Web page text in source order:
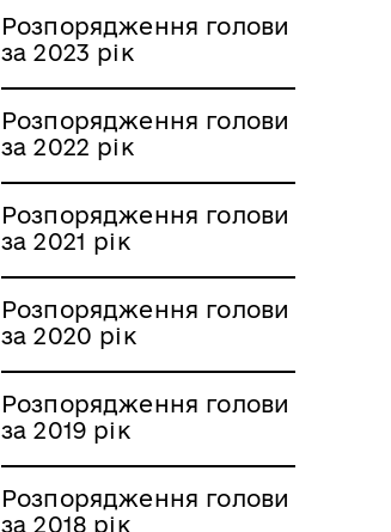
Розпорядження голови
за 2023 рік
Розпорядження голови
за 2022 рік
Розпорядження голови
за 2021 рік
Розпорядження голови
за 2020 рік
Розпорядження голови
за 2019 рік
Розпорядження голови
за 2018 рік